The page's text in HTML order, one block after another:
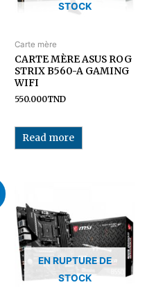
STOCK
Carte mère
CARTE MÈRE ASUS ROG
STRIX B560-A GAMING
WIFI
550.000TND
Read more
EN RUPTURE DE
STOCK